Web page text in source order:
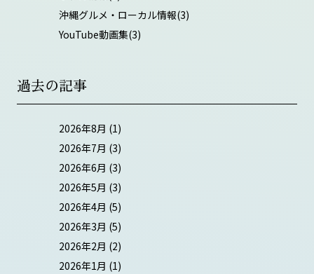
沖縄グルメ・ローカル情報(3)
YouTube動画集(3)
過去の記事
2026年8月 (1)
2026年7月 (3)
2026年6月 (3)
2026年5月 (3)
2026年4月 (5)
2026年3月 (5)
2026年2月 (2)
2026年1月 (1)